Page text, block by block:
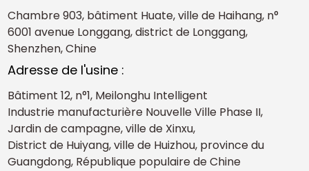
Chambre 903, bâtiment Huate, ville de Haihang, n°
6001 avenue Longgang, district de Longgang,
Shenzhen, Chine
Adresse de l'usine :
Bâtiment 12, n°1, Meilonghu Intelligent
Industrie manufacturière Nouvelle Ville Phase II,
Jardin de campagne, ville de Xinxu,
District de Huiyang, ville de Huizhou, province du
Guangdong, République populaire de Chine